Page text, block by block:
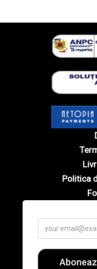
Politica